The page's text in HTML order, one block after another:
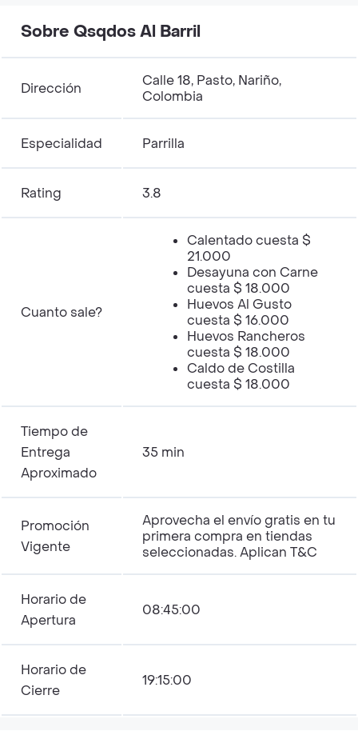
Sobre Qsqdos Al Barril
Dirección
Calle 18, Pasto, Nariño,
Colombia
Especialidad Parrilla
Rating 3.8
Cuanto sale?
Calentado cuesta $
21.000
Desayuna con Carne
cuesta $ 18.000
Huevos Al Gusto
cuesta $ 16.000
Huevos Rancheros
cuesta $ 18.000
Caldo de Costilla
cuesta $ 18.000
Tiempo de
Entrega
Aproximado
35 min
Promoción
Vigente
Aprovecha el envío gratis en tu
primera compra en tiendas
seleccionadas. Aplican T&C
Horario de
Apertura
08:45:00
Horario de
Cierre
19:15:00